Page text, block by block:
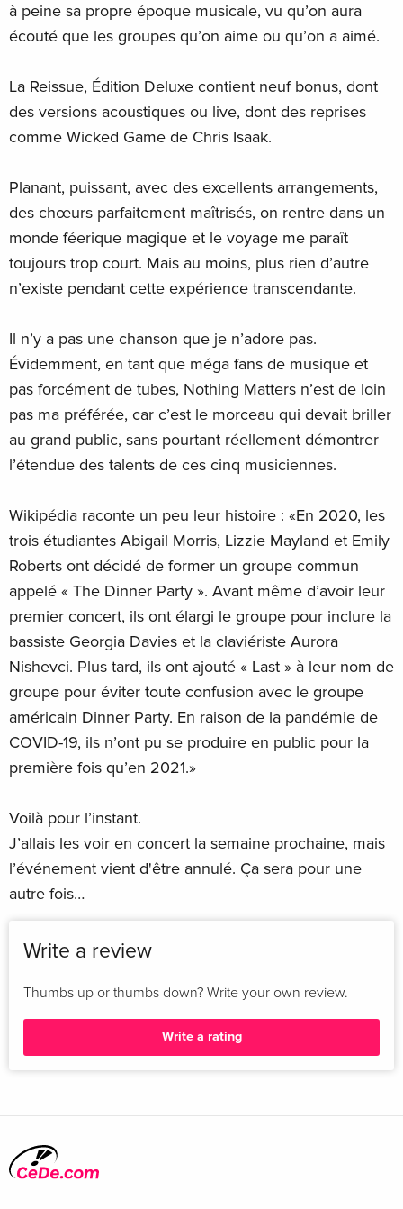
à peine sa propre époque musicale, vu qu’on aura
écouté que les groupes qu’on aime ou qu’on a aimé.
La Reissue, Édition Deluxe contient neuf bonus, dont
des versions acoustiques ou live, dont des reprises
comme Wicked Game de Chris Isaak.
Planant, puissant, avec des excellents arrangements,
des chœurs parfaitement maîtrisés, on rentre dans un
monde féerique magique et le voyage me paraît
toujours trop court. Mais au moins, plus rien d’autre
n’existe pendant cette expérience transcendante.
Il n’y a pas une chanson que je n’adore pas.
Évidemment, en tant que méga fans de musique et
pas forcément de tubes, Nothing Matters n’est de loin
pas ma préférée, car c’est le morceau qui devait briller
au grand public, sans pourtant réellement démontrer
l’étendue des talents de ces cinq musiciennes.
Wikipédia raconte un peu leur histoire : «En 2020, les
trois étudiantes Abigail Morris, Lizzie Mayland et Emily
Roberts ont décidé de former un groupe commun
appelé « The Dinner Party ». Avant même d’avoir leur
premier concert, ils ont élargi le groupe pour inclure la
bassiste Georgia Davies et la claviériste Aurora
Nishevci. Plus tard, ils ont ajouté « Last » à leur nom de
groupe pour éviter toute confusion avec le groupe
américain Dinner Party. En raison de la pandémie de
COVID-19, ils n’ont pu se produire en public pour la
première fois qu’en 2021.»
Voilà pour l’instant.
J’allais les voir en concert la semaine prochaine, mais
l’événement vient d'être annulé. Ça sera pour une
autre fois…
Write a review
Thumbs up or thumbs down? Write your own review.
Write a rating